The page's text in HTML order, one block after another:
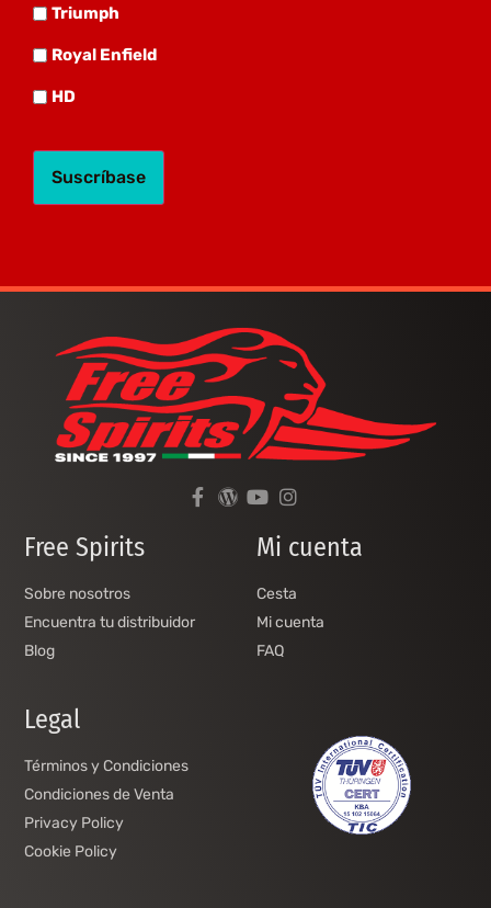
Triumph
Triumph
Royal
Royal Enfield
HDHD
Free Spirits
Sobre nosotros
Encuentra tu distribuidor
Blog
Mi cuenta
Cesta
Mi cuenta
FAQ
Legal
Términos y Condiciones
Condiciones de Venta
Privacy Policy
Cookie Policy